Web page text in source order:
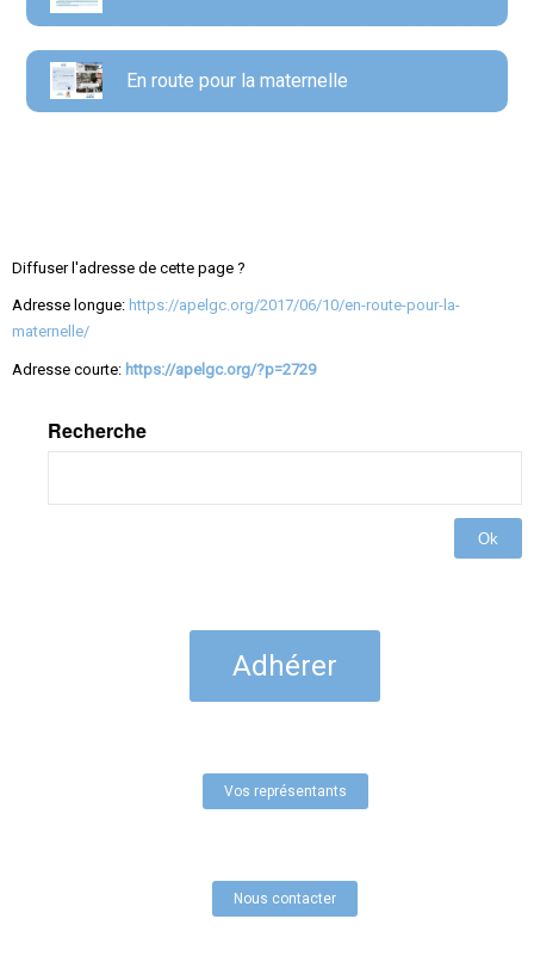
En route pour la maternelle
Diffuser l'adresse de cette page ?
Adresse longue: https://apelgc.org/2017/06/10/en-route-pour-la-
maternelle/
Adresse courte: https://apelgc.org/?p=2729
Recherche
Ok
Adhérer
Vos représentants
Nous contacter